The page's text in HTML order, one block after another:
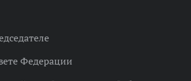
Федерации